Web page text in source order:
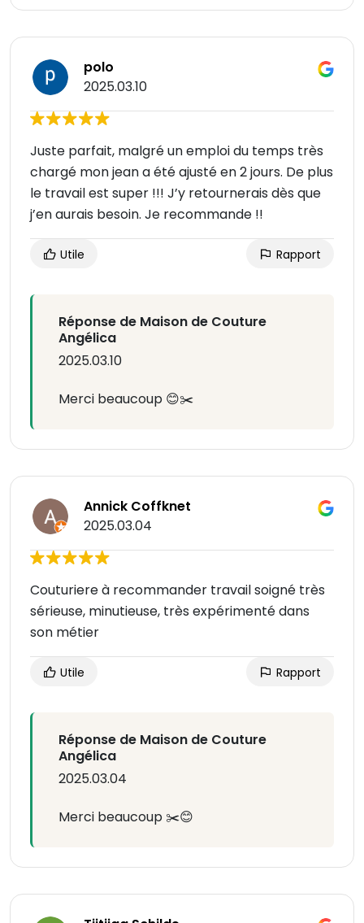
polo
2025.03.10
Juste parfait, malgré un emploi du temps très
chargé mon jean a été ajusté en 2 jours. De plus
le travail est super !!! J’y retournerais dès que
j’en aurais besoin. Je recommande !!
Utile Rapport
Réponse de Maison de Couture
Angélica
2025.03.10
Merci beaucoup 😊✂️
Annick Coffknet
2025.03.04
Couturiere à recommander travail soigné très
sérieuse, minutieuse, très expérimenté dans
son métier
Utile Rapport
Réponse de Maison de Couture
Angélica
2025.03.04
Merci beaucoup ✂️😊